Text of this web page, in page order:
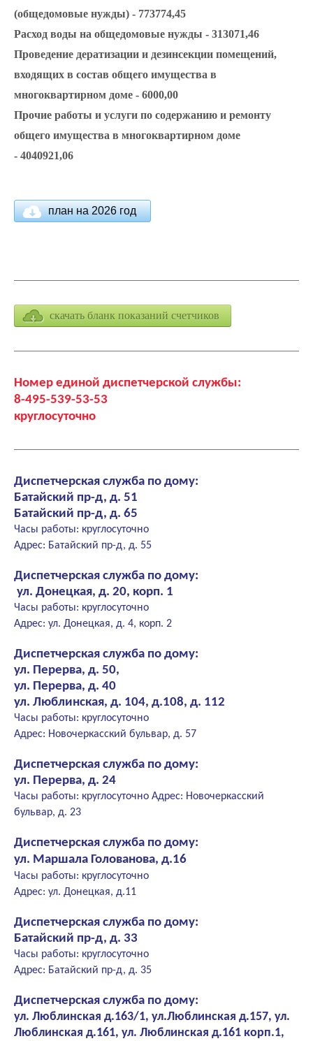
(общедомовые нужды) - 773774,45
Расход воды на общедомовые нужды - 313071,46
Проведение дератизации и дезинсекции помещений,
входящих в состав общего имущества в
многоквартирном доме - 6000,00
Прочие работы и услуги по содержанию и ремонту
общего имущества в многоквартирном доме
- 4040921,06
план на 2026 год
скачать бланк показаний счетчиков
Номер единой диспетчерской службы:
8-495-539-53-53
круглосуточно
Диспетчерская служба по дому:
Батайский пр-д, д. 51
Батайский пр-д, д. 65
Часы работы: круглосуточно
Адрес: Батайский пр-д, д. 55
Диспетчерская служба по дому:
ул. Донецкая, д. 20, корп. 1
Часы работы: круглосуточно
Адрес: ул. Донецкая, д. 4, корп. 2
Диспетчерская служба по дому:
ул. Перерва, д. 50,
ул. Перерва, д. 40
ул. Люблинская, д. 104, д.108, д. 112
Часы работы: круглосуточно
Адрес: Новочеркасский бульвар, д. 57
Диспетчерская служба по дому:
ул. Перерва, д. 24
Часы работы: круглосуточно Адрес: Новочеркасский
бульвар, д. 23
Диспетчерская служба по дому:
ул. Маршала Голованова, д.16
Часы работы: круглосуточно
Адрес: ул. Донецкая, д.11
Диспетчерская служба по дому:
Батайский пр-д, д. 33
Часы работы: круглосуточно
Адрес: Батайский пр-д, д. 35
Диспетчерская служба по дому:
ул. Люблинская д.163/1, ул.Люблинская д.157, ул.
Люблинская д.161, ул. Люблинская д.161 корп.1,